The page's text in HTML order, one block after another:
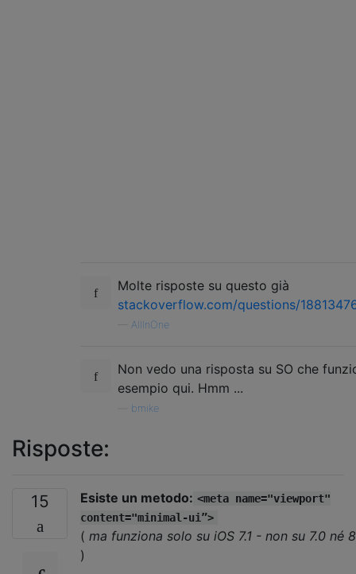
Molte risposte su questo già
stackoverflow.com/questions/
AllInOne
Non vedo una risposta su SO che
esempio qui. Hmm ...
bmike
Risposte:
15 Esiste un metodo: <meta name="viewport"
content="minimal-ui”>
( ma funziona solo su iOS 7.1 - non su 7.0 né
)